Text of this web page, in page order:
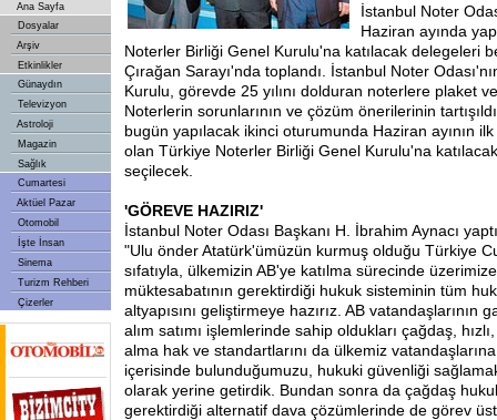
Ana Sayfa
Dosyalar
Arşiv
Etkinlikler
Günaydın
Televizyon
Astroloji
Magazin
Sağlık
Cumartesi
Aktüel Pazar
Otomobil
İşte İnsan
Sinema
Turizm Rehberi
Çizerler
İstanbul Noter
Haziran ayında
Noterler Birliği Genel Kurulu'na katılacak delegeleri
Çırağan Sarayı'nda toplandı. İstanbul Noter
Kurulu, görevde 25 yılını dolduran noterlere plaket
Noterlerin sorunlarının ve çözüm önerilerinin
bugün yapılacak ikinci oturumunda Haziran ayının
olan Türkiye Noterler Birliği Genel Kurulu'na
seçilecek.
'GÖREVE HAZIRIZ'
İstanbul Noter Odası Başkanı H. İbrahim Aynacı
"Ulu önder Atatürk'ümüzün kurmuş olduğu Türkiye
sıfatıyla, ülkemizin AB'ye katılma sürecinde
müktesabatının gerektirdiği hukuk sisteminin tüm
altyapısını geliştirmeye hazırız. AB vatandaşlarının
alım satımı işlemlerinde sahip oldukları çağdaş,
alma hak ve standartlarını da ülkemiz
içerisinde bulunduğumuzu, hukuki güvenliği
olarak yerine getirdik. Bundan sonra da çağdaş
gerektirdiği alternatif dava çözümlerinde de görev